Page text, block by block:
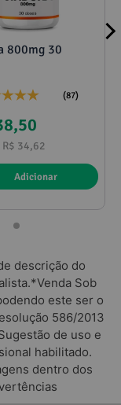
800mg 30
(87)
R$ 34,62
Adicionar
descrição do
Sob
este ser o
586/2013
de uso e
habilitado.
dentro dos